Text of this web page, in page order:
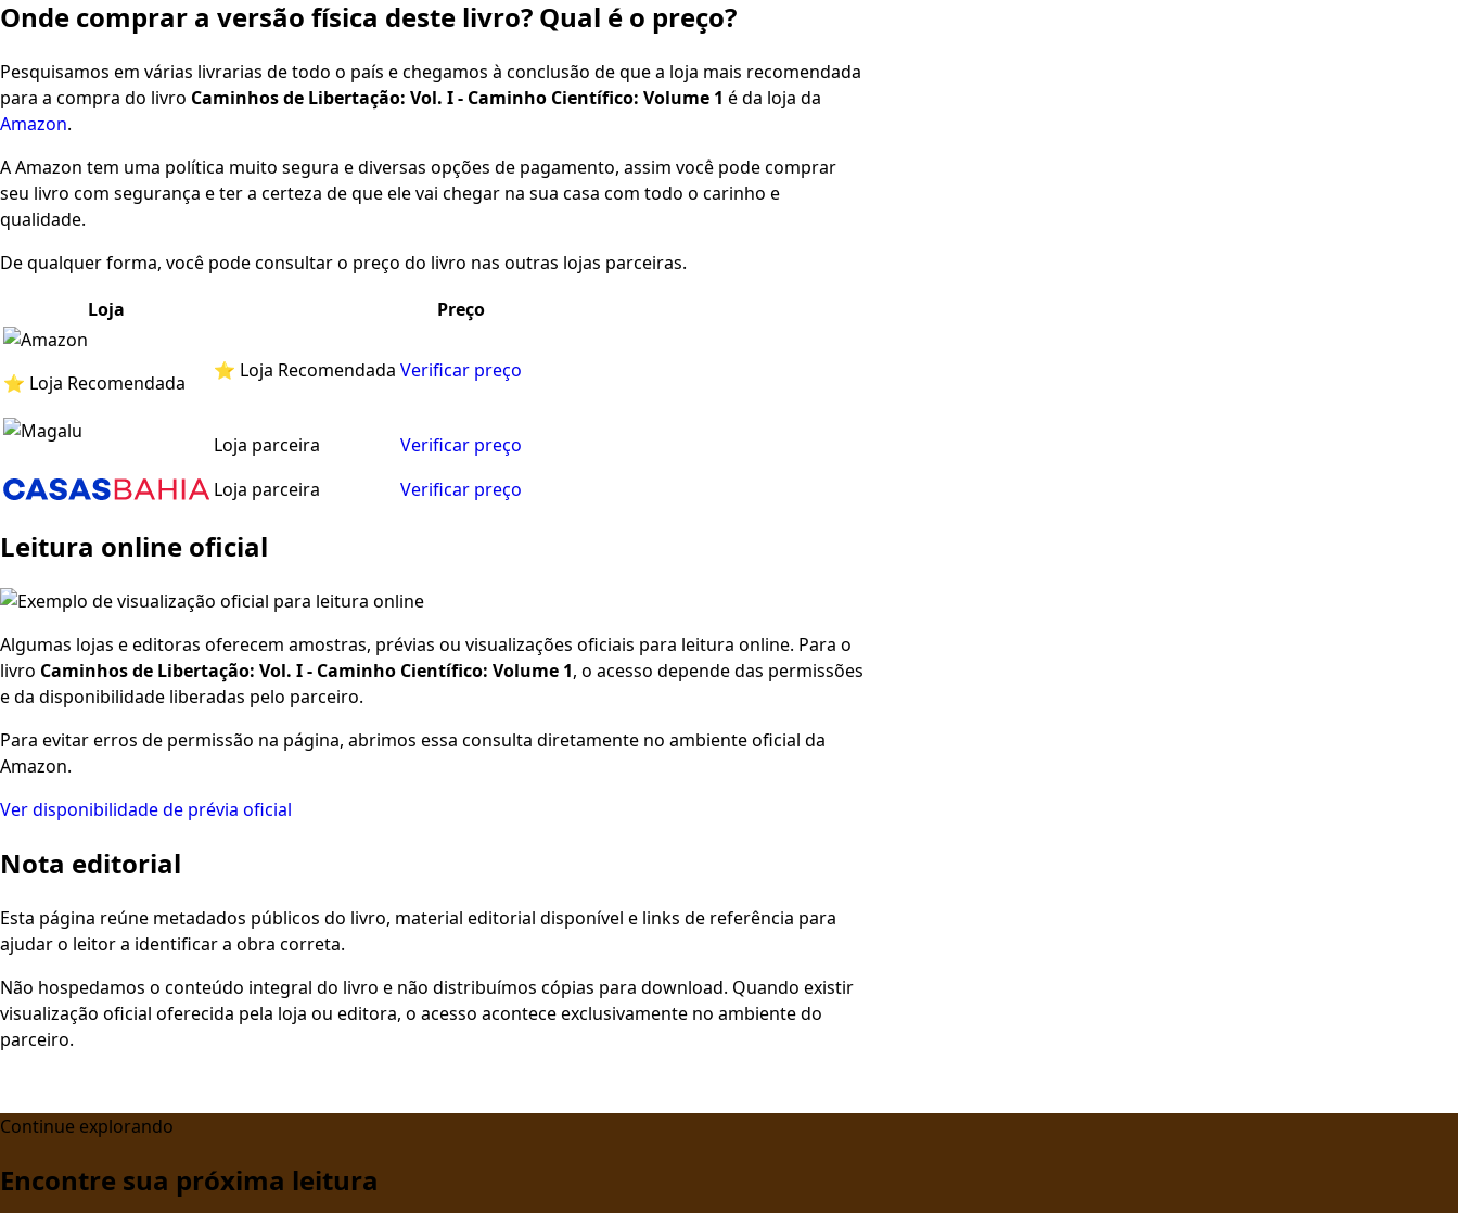
Onde comprar a versão física deste livro? Qual é o preço?
Pesquisamos em várias livrarias de todo o país e chegamos à conclusão de que a loja mais recomendada
para a compra do livro Caminhos de Libertação: Vol. I - Caminho Científico: Volume 1 é da loja da
Amazon.
A Amazon tem uma política muito segura e diversas opções de pagamento, assim você pode comprar
seu livro com segurança e ter a certeza de que ele vai chegar na sua casa com todo o carinho e
qualidade.
De qualquer forma, você pode consultar o preço do livro nas outras lojas parceiras.
Loja
Preço
⭐ Loja Recomendada
⭐ Loja Recomendada Verificar preço
Loja parceira
Verificar preço
Loja parceira
Verificar preço
Leitura online oficial
Algumas lojas e editoras oferecem amostras, prévias ou visualizações oficiais para leitura online. Para o
livro Caminhos de Libertação: Vol. I - Caminho Científico: Volume 1, o acesso depende das permissões
e da disponibilidade liberadas pelo parceiro.
Para evitar erros de permissão na página, abrimos essa consulta diretamente no ambiente oficial da
Amazon.
Ver disponibilidade de prévia oficial
Nota editorial
Esta página reúne metadados públicos do livro, material editorial disponível e links de referência para
ajudar o leitor a identificar a obra correta.
Não hospedamos o conteúdo integral do livro e não distribuímos cópias para download. Quando existir
visualização oficial oferecida pela loja ou editora, o acesso acontece exclusivamente no ambiente do
parceiro.
Continue explorando
Encontre sua próxima leitura